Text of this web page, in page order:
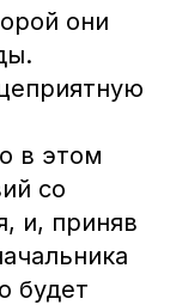
они
в этом
со
и, приняв
будет